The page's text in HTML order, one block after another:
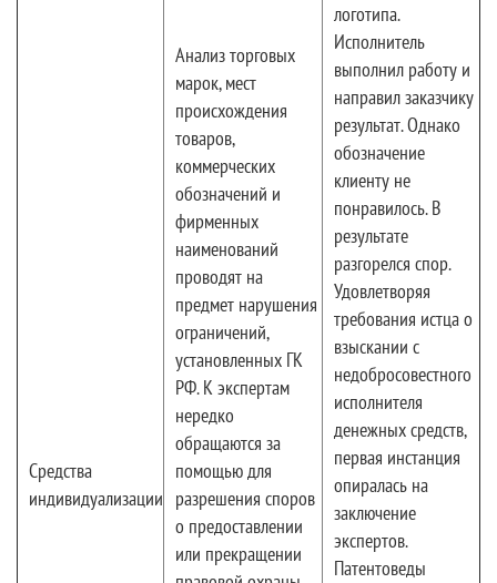
Средства
индивидуализации
Анализ торговых
марок, мест
происхождения
товаров,
коммерческих
обозначений и
фирменных
наименований
проводят на
предмет нарушения
ограничений,
установленных ГК
РФ. К экспертам
нередко
обращаются за
помощью для
разрешения споров
о предоставлении
или прекращении
логотипа.
Исполнитель
выполнил работу и
направил заказчику
результат. Однако
обозначение
клиенту не
понравилось. В
результате
разгорелся спор.
Удовлетворяя
требования истца о
взыскании с
недобросовестного
исполнителя
денежных средств,
первая инстанция
опиралась на
заключение
экспертов.
Патентоведы